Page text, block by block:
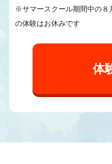
※サマースクール期間中の８
の体験はお休みです
体